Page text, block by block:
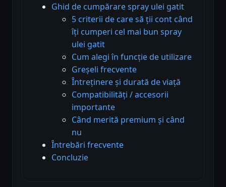
Ghid de cumpărare spray ulei gatit
5 criterii de care să ții cont când
îți cumperi cel mai bun spray
ulei gatit
Cum alegi în funcție de utilizare
Greșeli frecvente
Întreținere și durată de viață
Compatibilități / accesorii
importante
Când merită premium și când
nu
Întrebări frecvente
Concluzie